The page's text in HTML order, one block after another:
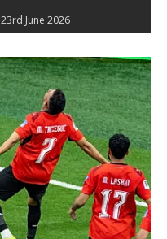
23rd June 2026